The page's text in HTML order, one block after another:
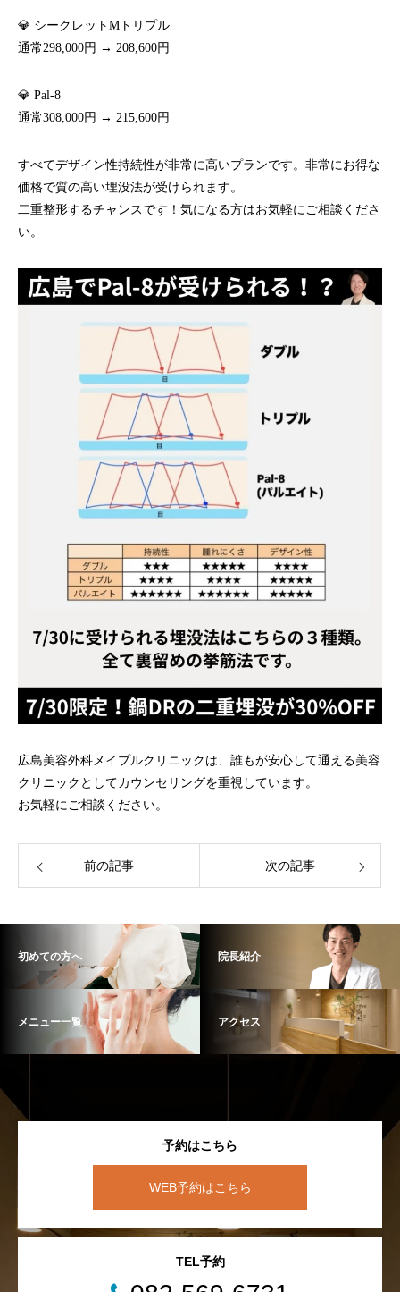
💎 シークレットMトリプル
通常298,000円 → 208,600円
💎 Pal-8
通常308,000円 → 215,600円
すべてデザイン性持続性が非常に高いプランです。非常にお得な
価格で質の高い埋没法が受けられます。
二重整形するチャンスです！気になる方はお気軽にご相談くださ
い。
広島美容外科メイプルクリニックは、誰もが安心して通える美容
クリニックとしてカウンセリングを重視しています。
お気軽にご相談ください。
前の記事 次の記事
初めての方へ 院長紹介
メニュー一覧 アクセス
予約はこちら
WEB予約はこちら
TEL予約